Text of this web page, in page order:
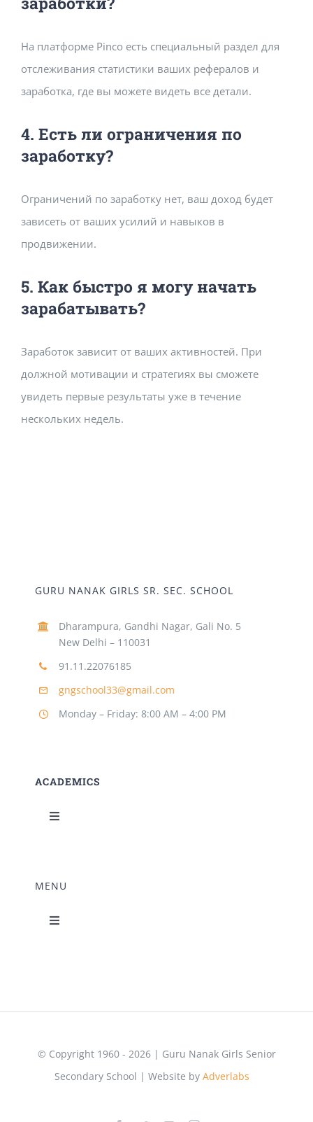
На платформе Pinco есть специальный раздел для
отслеживания статистики ваших рефералов и
заработка, где вы можете видеть все детали.
4. Есть ли ограничения по
заработку?
Ограничений по заработку нет, ваш доход будет
зависеть от ваших усилий и навыков в
продвижении.
5. Как быстро я могу начать
зарабатывать?
Заработок зависит от ваших активностей. При
должной мотивации и стратегиях вы сможете
увидеть первые результаты уже в течение
нескольких недель.
GURU NANAK GIRLS SR. SEC. SCHOOL
Dharampura, Gandhi Nagar, Gali No. 5
New Delhi – 110031
91.11.22076185
gngschool33@gmail.com
Monday – Friday: 8:00 AM – 4:00 PM
ACADEMICS
Toggle
MENU
Toggle
© Copyright 1960 - 2026 | Guru Nanak Girls Senior
Secondary School | Website by Adverlabs